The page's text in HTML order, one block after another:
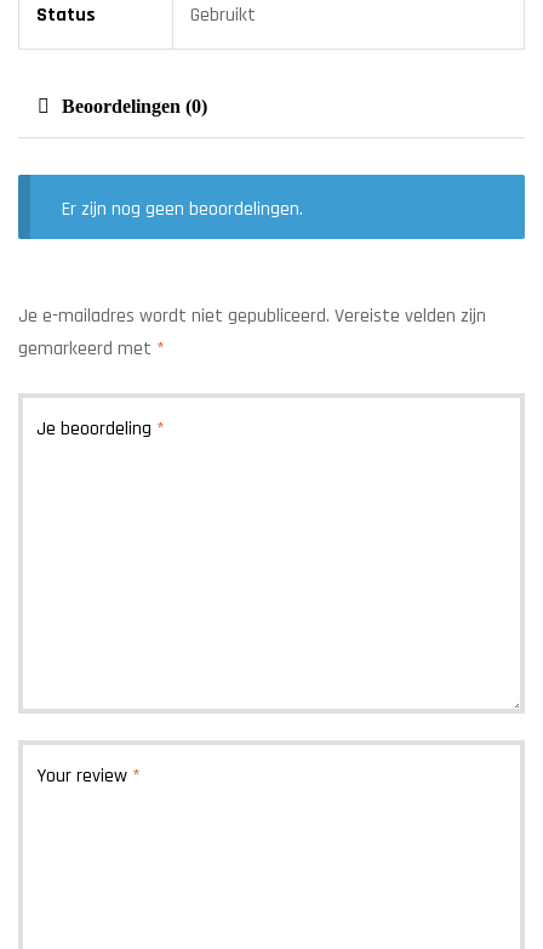
Status Gebruikt
Beoordelingen (0)
Er zijn nog geen beoordelingen.
Je e-mailadres wordt niet gepubliceerd. Vereiste velden zijn
gemarkeerd met *
Je beoordeling *
Your review *